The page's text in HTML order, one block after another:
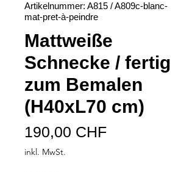
Artikelnummer: A815 / A809c-blanc-
mat-pret-à-peindre
Mattweiße
Schnecke / fertig
zum Bemalen
(H40xL70 cm)
190,00 CHFPreis
inkl. MwSt.